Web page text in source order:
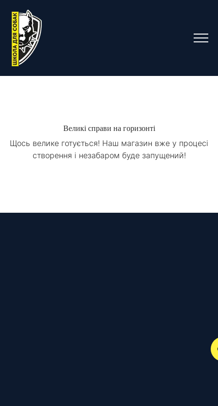
Великі справи на горизонті
Щось велике готується! Наш магазин вже у процесі
створення і незабаром буде запущений!